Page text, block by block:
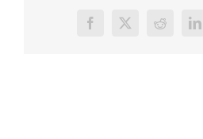
Facebook
X Reddit